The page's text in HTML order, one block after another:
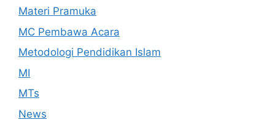
Materi Pramuka
MC Pembawa Acara
Metodologi Pendidikan Islam
MI
MTs
News